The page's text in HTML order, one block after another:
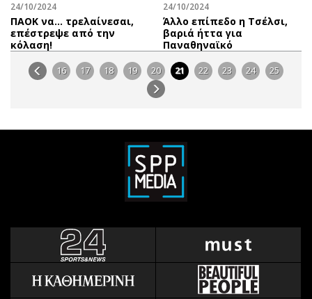
24/10/2024
ΠΑΟΚ να… τρελαίνεσαι,
επέστρεψε από την
κόλαση!
24/10/2024
Άλλο επίπεδο η Τσέλσι,
βαριά ήττα για
Παναθηναϊκό
16 17 18 19 20 21 22 23 24 25